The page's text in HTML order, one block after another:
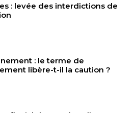
: levée des interdictions de
: le terme de
libère-t-il la caution ?